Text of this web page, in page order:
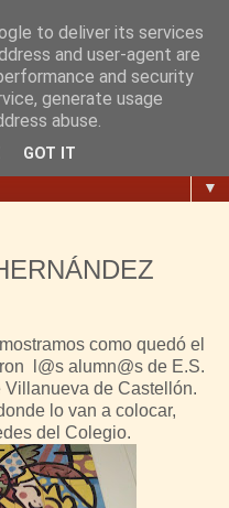
▼
como quedó el
@s alumn@s de E.S.
de Castell ón.
lo van a colocar,
del Colegio.
to deliver its services
and user-agent are
and security
generate usage
abuse.
GOT IT